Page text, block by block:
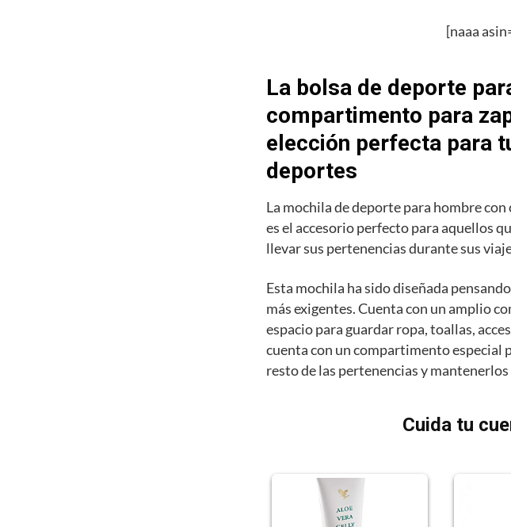
[naaa
La bolsa de deporte
compartimento para
elección perfecta para
deportes
La mochila de deporte para hombre
es el accesorio perfecto para aquellos
llevar sus pertenencias durante sus
Esta mochila ha sido diseñada
más exigentes. Cuenta con un amplio
espacio para guardar ropa, toallas,
cuenta con un compartimento especial
resto de las pertenencias y
Cuida tu